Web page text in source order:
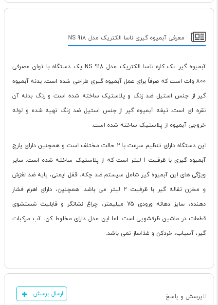
معرفی آبمیوه گیری ناسا الکتریک مدل NS 918
آبمیوه گیر تک کاره ناسا الکتریک مدل NS 918 یک دستگاه با توان مصرفی
800 وات است که صرفاً برای عمل آبمیوه گیری طراحی شده است. بدنه آبمیوه
گیر از جنس استیل ضد زنگ و پلاستیک ساخته شده است و رنگ بدنه آن
نقره ای است. تیغه آبمیوه گیر از جنس استیل ضد زنگ تهیه شده و لوله
خروجی آبمیوه از پلاستیک ساخته شده است.
این دستگاه دارای تنظیم سرعت با 2 حالت مختلف است و همچنین دارای پارچ
آبمیوه گیری با ظرفیت 1 لیتر است که از پلاستیک ساخته شده است. سایر
ویژگی های این آبمیوه گیر شامل سیستم ضد چکه، قفل ایمنی، پایه ضد لغزش
و مخزن تفاله گیر با ظرفیت 2 لیتر می باشد. همچنین، دارای اهرم فشار
دهنده، سایز دهانه ورودی 75 میلیمتر، چراغ نشانگر و قابلیت شستشوی
قطعات در ماشین ظرفشویی است. اما این مدل دارای مخلوط کن، آب مرکبات
گیر، آسیاب، خردکن و غذاساز نمی باشد.
پرسش و پاسخ ارسال پرسش